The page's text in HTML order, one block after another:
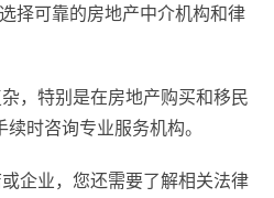
择可靠的房地产中介机构和律
，特别是在房地产购买和移民
时咨询专业服务机构。
企业，您还需要了解相关法律